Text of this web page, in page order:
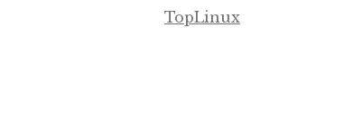
TopLinux